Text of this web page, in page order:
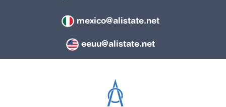
mexico@alistate.net
eeuu@alistate.net